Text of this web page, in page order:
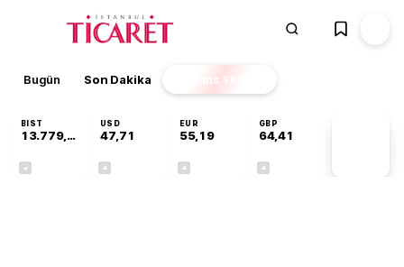
Bugün Son Dakika Finans EKSTRA
BIST
13.779,39
USD
47,71
EUR
55,19
GBP
64,41